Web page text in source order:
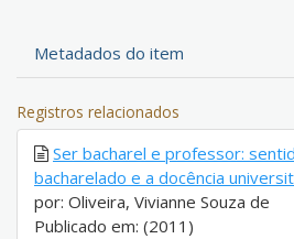
Metadados do item
Registros relacionados
Ser bacharel e professor:
bacharelado e a docência
por: Oliveira, Vivianne Souza de
Publicado em: (2011)